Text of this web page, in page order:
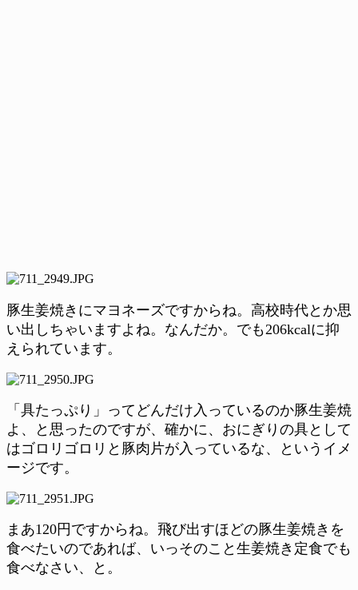
豚生姜焼きにマヨネーズですからね。高校時代とか思
い出しちゃいますよね。なんだか。でも206kcalに抑
えられています。
「具たっぷり」ってどんだけ入っているのか豚生姜焼
よ、と思ったのですが、確かに、おにぎりの具として
はゴロリゴロリと豚肉片が入っているな、というイメ
ージです。
まあ120円ですからね。飛び出すほどの豚生姜焼きを
食べたいのであれば、いっそのこと生姜焼き定食でも
食べなさい、と。